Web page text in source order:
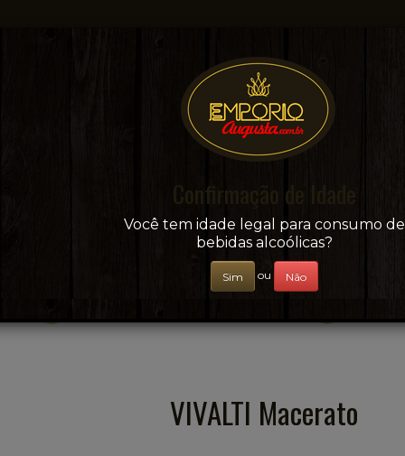
Sua conveniência e adega on-line!
+ BEBIDAS
VIVALTI Macerato
Confirmação de Idade
Você tem idade legal para consumo de
bebidas alcoólicas?
Sim ou Não